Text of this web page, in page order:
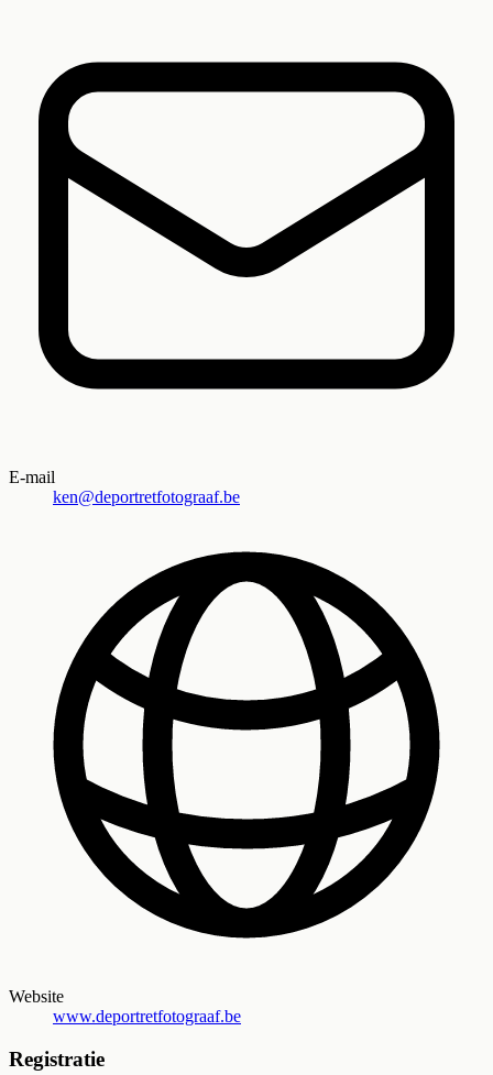
E-mail
ken@deportretfotograaf.be
Website
www.deportretfotograaf.be
Registratie